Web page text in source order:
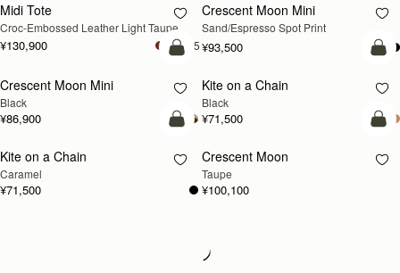
新登場
Midi Tote
Croc-Embossed Leather Light Taupe
¥130,900 +5
Crescent Moon Mini
Sand/Espresso Spot Print
¥93,500
カートに追加
Crescent Moon Mini
Black
¥86,900
カ
Kite on a Chain
Black
¥71,500
新登場
カートに追加
Kite on a Chain
Caramel
¥71,500
新登場
カ
Crescent Moon
Taupe
¥100,100
Loading
Loading...